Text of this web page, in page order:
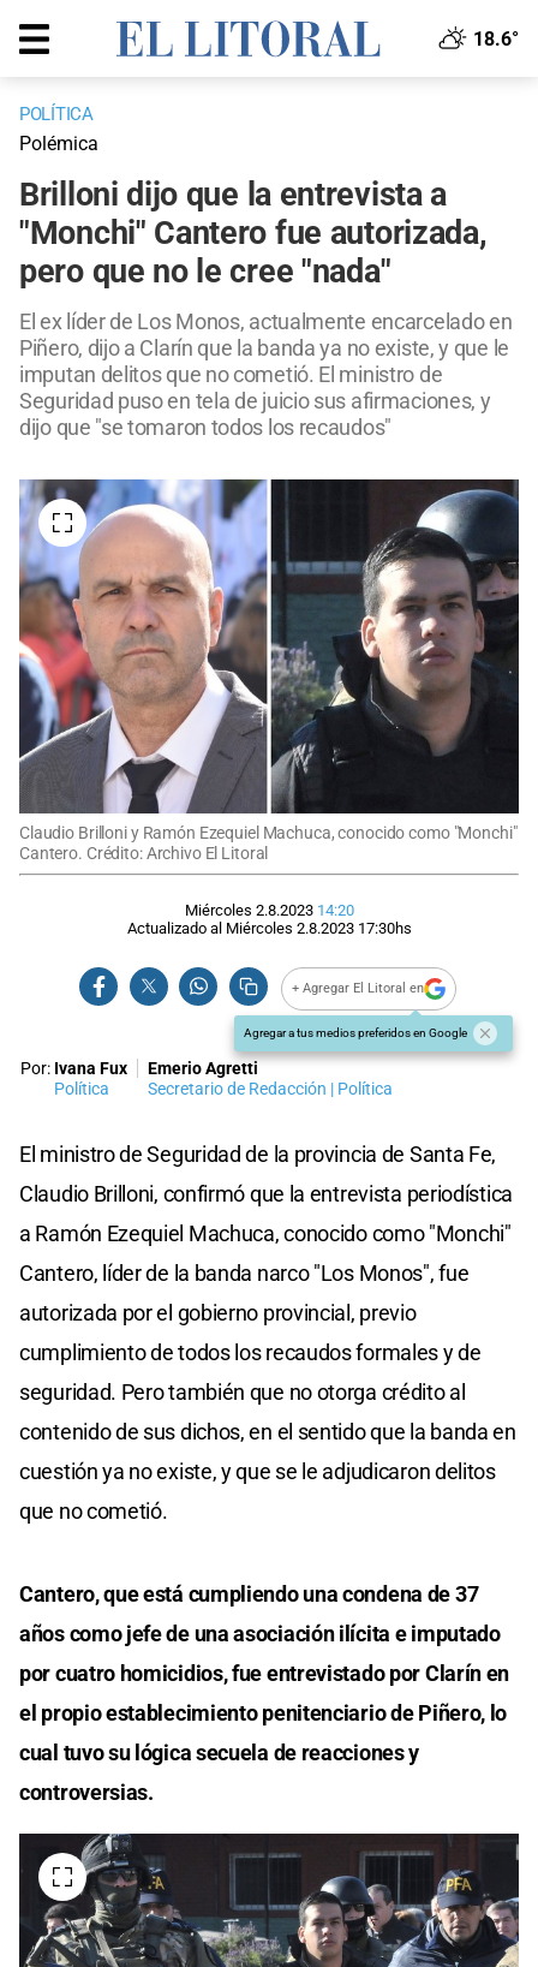
18.6°
POLÍTICA
Polémica
Brilloni dijo que la entrevista a
"Monchi" Cantero fue autorizada,
pero que no le cree "nada"
El ex líder de Los Monos, actualmente encarcelado en
Piñero, dijo a Clarín que la banda ya no existe, y que le
imputan delitos que no cometió. El ministro de
Seguridad puso en tela de juicio sus afirmaciones, y
dijo que "se tomaron todos los recaudos"
Claudio Brilloni y Ramón Ezequiel Machuca, conocido como "Monchi"
Cantero. Crédito: Archivo El Litoral
Miércoles 2.8.2023 14:20
Actualizado al Miércoles 2.8.2023 17:30hs
+ Agregar El Litoral en
Agregar a tus medios preferidos en Google
Por: Ivana Fux
Política
Emerio Agretti
Secretario de Redacción | Política
El ministro de Seguridad de la provincia de Santa Fe,
Claudio Brilloni, confirmó que la entrevista periodística
a Ramón Ezequiel Machuca, conocido como "Monchi"
Cantero, líder de la banda narco "Los Monos", fue
autorizada por el gobierno provincial, previo
cumplimiento de todos los recaudos formales y de
seguridad. Pero también que no otorga crédito al
contenido de sus dichos, en el sentido que la banda en
cuestión ya no existe, y que se le adjudicaron delitos
que no cometió.
Cantero, que está cumpliendo una condena de 37
años como jefe de una asociación ilícita e imputado
por cuatro homicidios, fue entrevistado por Clarín en
el propio establecimiento penitenciario de Piñero, lo
cual tuvo su lógica secuela de reacciones y
controversias.